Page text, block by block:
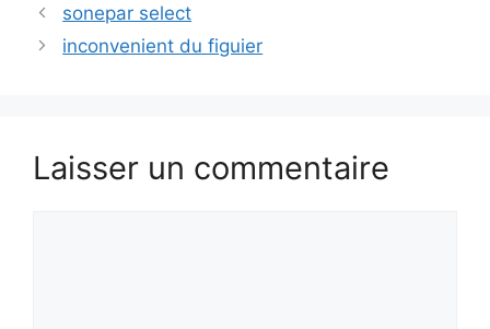
sonepar select
inconvenient du figuier
Laisser un commentaire